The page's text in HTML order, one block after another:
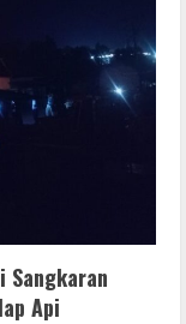
Sangkaran
Api